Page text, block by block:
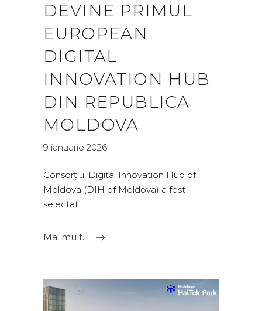
DEVINE PRIMUL
EUROPEAN
DIGITAL
INNOVATION HUB
DIN REPUBLICA
MOLDOVA
9 ianuarie 2026
Consorțiul Digital Innovation Hub of
Moldova (DIH of Moldova) a fost
selectat
Mai mult...